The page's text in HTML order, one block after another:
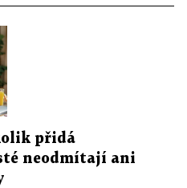
přidá
neodmítají ani